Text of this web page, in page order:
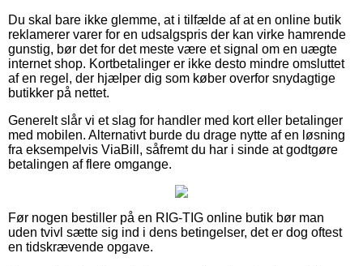
Du skal bare ikke glemme, at i tilfælde af at en online butik
reklamerer varer for en udsalgspris der kan virke hamrende
gunstig, bør det for det meste være et signal om en uægte
internet shop. Kortbetalinger er ikke desto mindre omsluttet
af en regel, der hjælper dig som køber overfor snydagtige
butikker på nettet.
Generelt slår vi et slag for handler med kort eller betalinger
med mobilen. Alternativt burde du drage nytte af en løsning
fra eksempelvis ViaBill, såfremt du har i sinde at godtgøre
betalingen af flere omgange.
Før nogen bestiller på en RIG-TIG online butik bør man
uden tvivl sætte sig ind i dens betingelser, det er dog oftest
en tidskrævende opgave.